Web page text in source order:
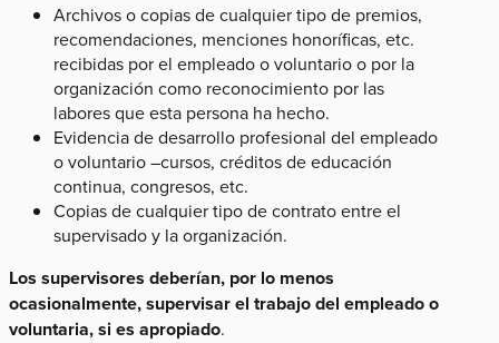
Archivos o copias de cualquier tipo de premios,
recomendaciones, menciones honoríficas, etc.
recibidas por el empleado o voluntario o por la
organización como reconocimiento por las
labores que esta persona ha hecho.
Evidencia de desarrollo profesional del empleado
o voluntario –cursos, créditos de educación
continua, congresos, etc.
Copias de cualquier tipo de contrato entre el
supervisado y la organización.
Los supervisores deberían, por lo menos
ocasionalmente, supervisar el trabajo del empleado o
voluntaria, si es apropiado.